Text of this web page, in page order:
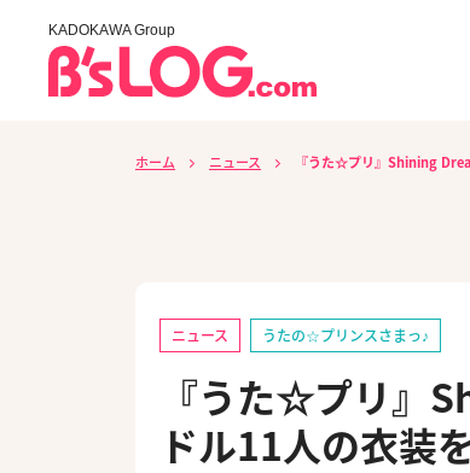
KADOKAWA Group
ホーム ニュース 『うた☆プリ』Shining
ニュース うたの☆プリンスさまっ♪
『うた☆プリ』
ドル11人の衣装